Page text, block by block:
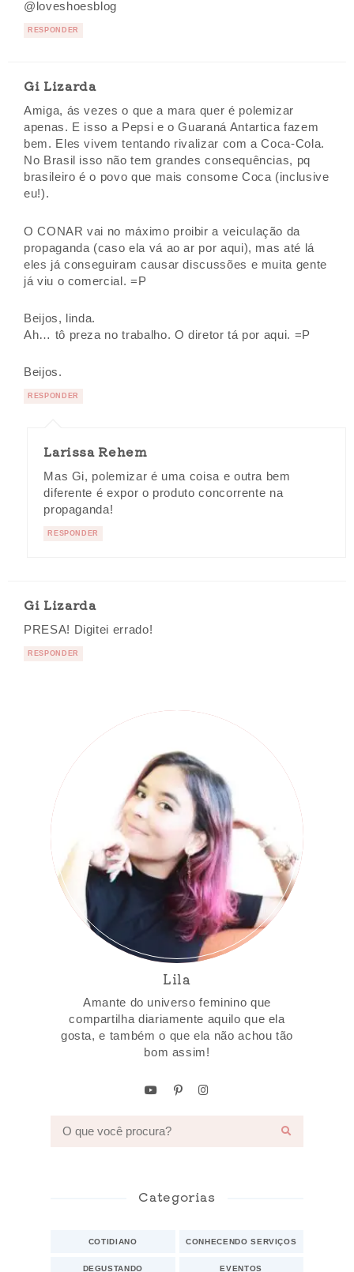
@loveshoesblog
RESPONDER
Gi Lizarda
Amiga, ás vezes o que a mara quer é polemizar
apenas. E isso a Pepsi e o Guaraná Antartica fazem
bem. Eles vivem tentando rivalizar com a Coca-Cola.
No Brasil isso não tem grandes consequências, pq
brasileiro é o povo que mais consome Coca (inclusive
eu!).
O CONAR vai no máximo proibir a veiculação da
propaganda (caso ela vá ao ar por aqui), mas até lá
eles já conseguiram causar discussões e muita gente
já viu o comercial. =P
Beijos, linda.
Ah… tô preza no trabalho. O diretor tá por aqui. =P
Beijos.
RESPONDER
Larissa Rehem
Mas Gi, polemizar é uma coisa e outra bem
diferente é expor o produto concorrente na
propaganda!
RESPONDER
Gi Lizarda
PRESA! Digitei errado!
RESPONDER
Lila
Amante do universo feminino que
compartilha diariamente aquilo que ela
gosta, e também o que ela não achou tão
bom assim!
Categorias
COTIDIANO CONHECENDO SERVIÇOS
DEGUSTANDO EVENTOS